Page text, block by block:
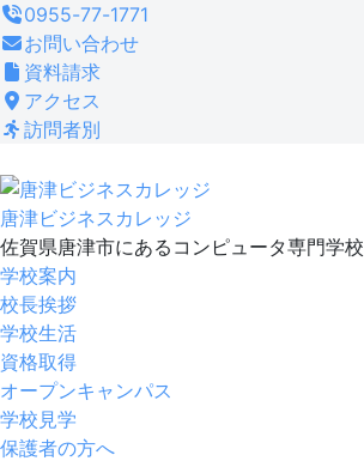
コ
ン
テ
ン
ツ
ス
キ
ッ
プ
0955-77-1771
お問い合わせ
資料請求
アクセス
訪問者別
唐津ビジネスカレッジ
佐賀県唐津市にあるコンピュータ専門学校
学校案内
校長挨拶
学校生活
資格取得
オープンキャンパス
学校見学
保護者の方へ